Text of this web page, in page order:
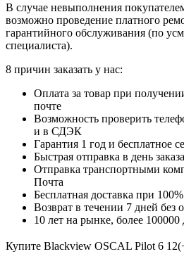
В случае невыполнения
возможно проведение платного
гарантийного обслуживания (по
специалиста).
8 причин заказать у нас:
Оплата за товар при
почте
Возможность проверить
и в СДЭК
Гарантия 1 год и бесплатное
Быстрая отправка в день заказа
Отправка транспортными
Почта
Бесплатная доставка при
Возврат в течении 7 дней без
10 лет на рынке, более
Купите Blackview OSCAL Pilot 6